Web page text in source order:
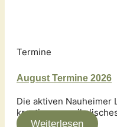
Termine
August Termine 2026
Die aktiven Nauheimer
kreatives,
Weiterlesen